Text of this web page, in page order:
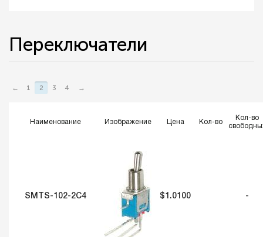
Переключатели
← 1 2 3 4 →
Наименование Изображение Цена Кол-во
Кол-во
SMTS-102-2C4 $1.0100 -